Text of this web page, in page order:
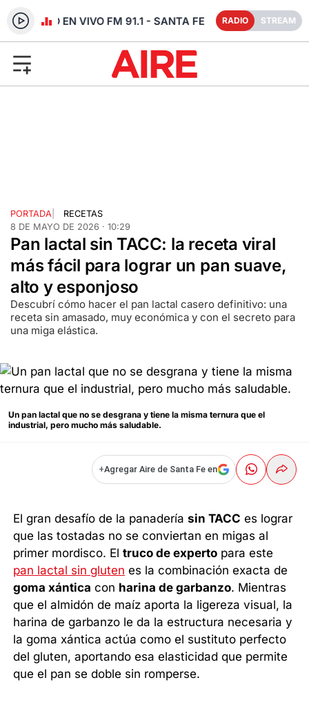
RADIO EN VIVO FM 91.1 - SANTA FE RADIO STREAM
PORTADA
RECETAS
8 DE MAYO DE 2026 · 10:29
Pan lactal sin TACC: la receta viral
más fácil para lograr un pan suave,
alto y esponjoso
Descubrí cómo hacer el pan lactal casero definitivo: una
receta sin amasado, muy económica y con el secreto para
una miga elástica.
Un pan lactal que no se desgrana y tiene la misma ternura que el
industrial, pero mucho más saludable.
+Agregar Aire de Santa Fe en
El gran desafío de la panaderíasin TACC es lograr
que las tostadas no se conviertan en migas al
primer mordisco. Eltruco de experto para este
pan lactal sin gluten es la combinación exacta de
goma xántica con harina de garbanzo. Mientras
que el almidón de maíz aporta la ligereza visual, la
harina de garbanzo le da la estructura necesaria y
la goma xántica actúa como el sustituto perfecto
del gluten, aportando esa elasticidad que permite
que el pan se doble sin romperse.